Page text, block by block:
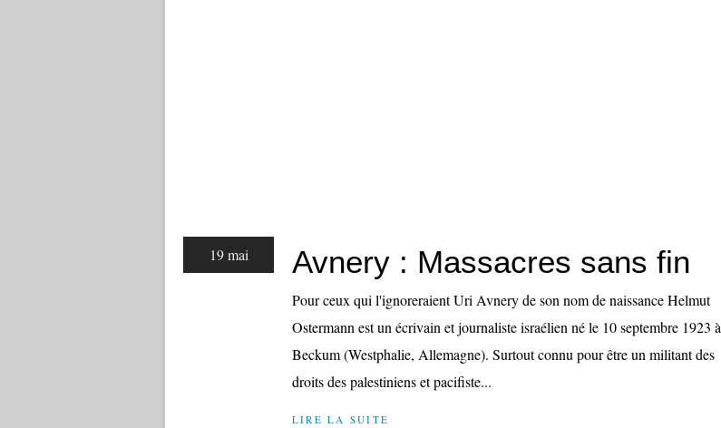
19 mai Avnery : Massacres sans fin
Pour ceux qui l'ignoreraient Uri Avnery de son nom de naissance Helmut
Ostermann est un écrivain et journaliste israélien né le 10 septembre 1923 à
Beckum (Westphalie, Allemagne). Surtout connu pour être un militant des
droits des palestiniens et pacifiste...
LIRE LA SUITE